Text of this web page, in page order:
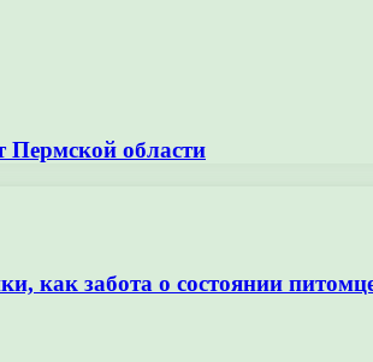
области
как забота о состоянии